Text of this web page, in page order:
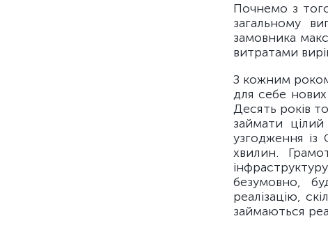
Почнемо з
загальному
замовника
витратами
З кожним роком
для себе нових
Десять років
займати
узгодження
хвилин.
безумовно,
реалізацію,
займаються